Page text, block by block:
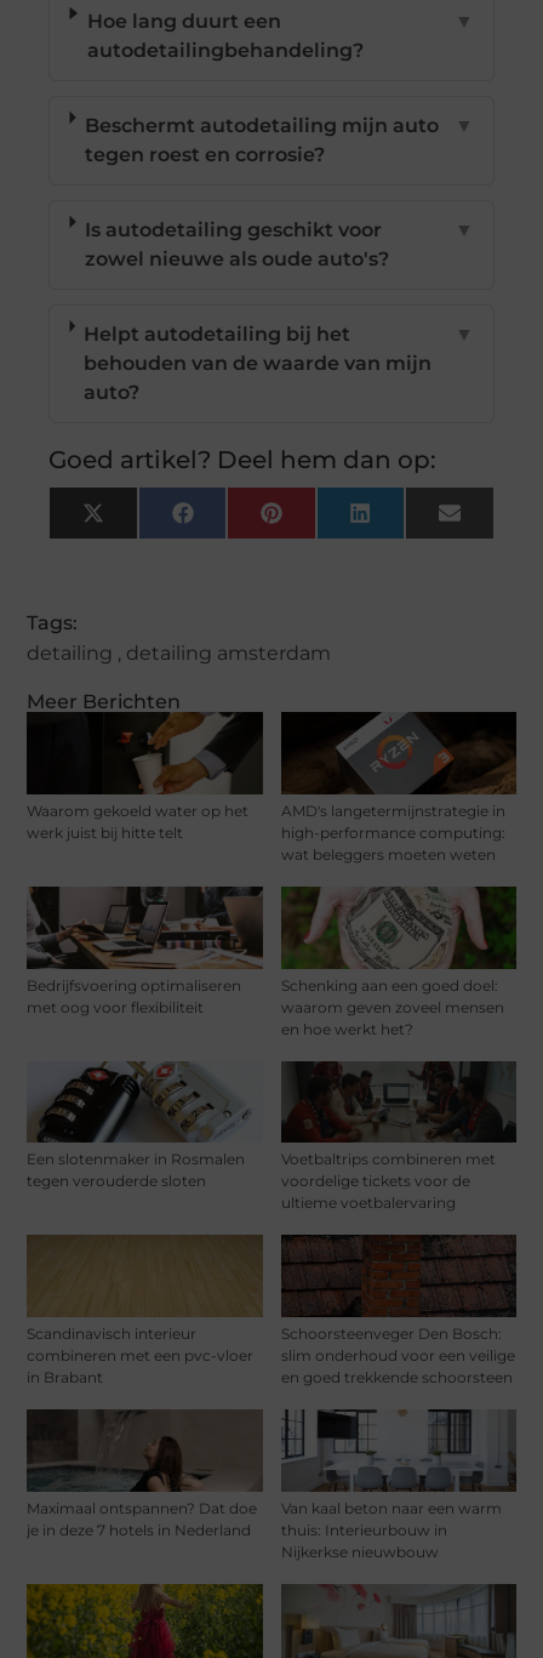
Meer Berichten
Waarom gekoeld water op het
werk juist bij hitte telt
AMD's langetermijnstrategie in
high-performance computing:
wat beleggers moeten weten
Bedrijfsvoering optimaliseren
met oog voor flexibiliteit
Schenking aan een goed doel:
waarom geven zoveel mensen
en hoe werkt het?
Een slotenmaker in Rosmalen
tegen verouderde sloten
Voetbaltrips combineren met
voordelige tickets voor de
ultieme voetbalervaring
Scandinavisch interieur
combineren met een pvc-vloer
in Brabant
Schoorsteenveger Den Bosch:
slim onderhoud voor een veilige
en goed trekkende schoorsteen
Maximaal ontspannen? Dat doe
je in deze 7 hotels in Nederland
Van kaal beton naar een warm
thuis: Interieurbouw in
Nijkerkse nieuwbouw
Hoe lang duurt een
autodetailingbehandeling?
▼
Beschermt autodetailing mijn auto
tegen roest en corrosie?
▼
Is autodetailing geschikt voor
zowel nieuwe als oude auto's?
▼
Helpt autodetailing bij het
behouden van de waarde van mijn
auto?
▼
Goed artikel? Deel hem dan op:
X
(Twitter)
FacebookPinterestLinkedInEmail
Tags:
detailing , detailing amsterdam